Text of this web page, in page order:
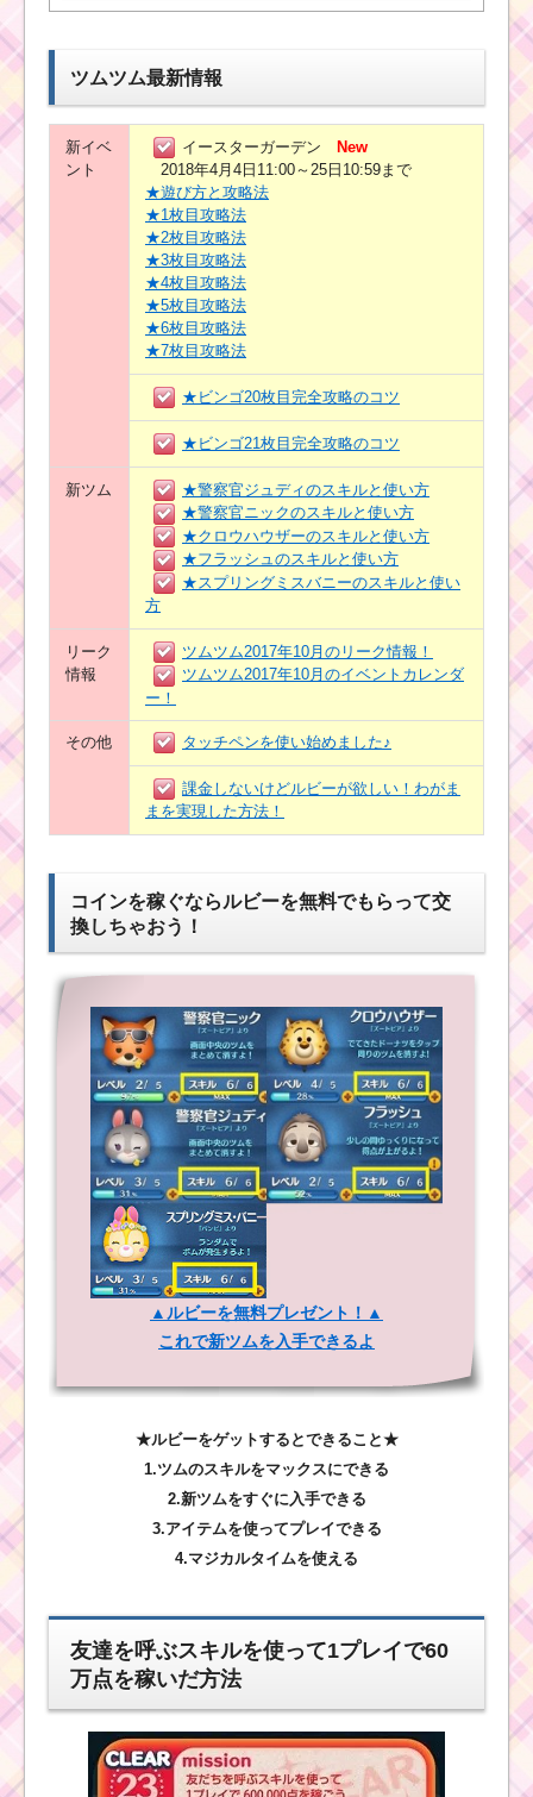
ツムツム最新情報
新イベ
ント
イースターガーデン New
2018年4月4日11:00～25日10:59まで
★遊び方と攻略法
★1枚目攻略法
★2枚目攻略法
★3枚目攻略法
★4枚目攻略法
★5枚目攻略法
★6枚目攻略法
★7枚目攻略法
★ビンゴ20枚目完全攻略のコツ
★ビンゴ21枚目完全攻略のコツ
新ツム
★警察官ジュディのスキルと使い方
★警察官ニックのスキルと使い方
★クロウハウザーのスキルと使い方
★フラッシュのスキルと使い方
★スプリングミスバニーのスキルと使い
方
リーク
情報
ツムツム2017年10月のリーク情報！
ツムツム2017年10月のイベントカレンダ
ー！
その他 タッチペンを使い始めました♪
課金しないけどルビーが欲しい！わがま
まを実現した方法！
コインを稼ぐならルビーを無料でもらって交
換しちゃおう！
▲ルビーを無料プレゼント！▲
これで新ツムを入手できるよ
★ルビーをゲットするとできること★
1.ツムのスキルをマックスにできる
2.新ツムをすぐに入手できる
3.アイテムを使ってプレイできる
4.マジカルタイムを使える
友達を呼ぶスキルを使って1プレイで60
万点を稼いだ方法